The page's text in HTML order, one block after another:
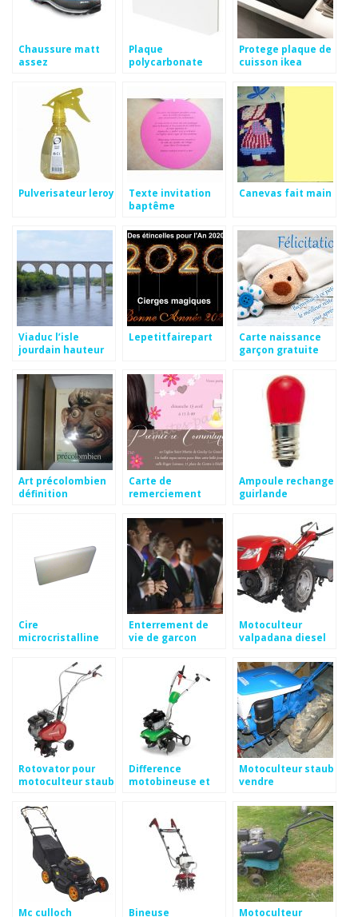
Chaussure matt
assez
Plaque
polycarbonate
Protege plaque de
cuisson ikea
Pulverisateur leroy
Texte invitation
baptême
Canevas fait main
Viaduc l’isle
jourdain hauteur
Lepetitfairepart
Carte naissance
garçon gratuite
Art précolombien
définition
Carte de
remerciement
photo
Ampoule rechange
guirlande
Cire
microcristalline
Enterrement de
vie de garcon
Motoculteur
valpadana diesel
Rotovator pour
motoculteur staub
Difference
motobineuse et
Motoculteur staub
vendre
Mc culloch Bineuse Motoculteur